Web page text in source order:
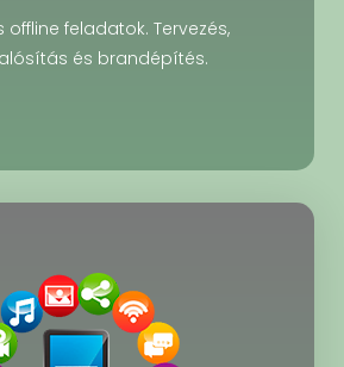
offline feladatok. Tervezés,
és brandépítés.